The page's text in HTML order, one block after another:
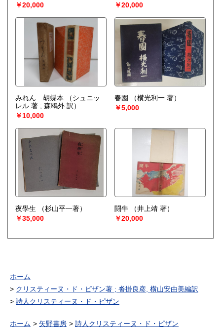
￥20,000
￥20,000
みれん 胡蝶本
（シュニッ
レル 著 ; 森鴎外 訳）
￥10,000
春園
（横光利一 著）
￥5,000
夜學生
（杉山平一著）
￥35,000
闘牛
（井上靖 著）
￥20,000
ホーム
クリスティーヌ・ド・ピザン著 ; 沓掛良彦, 横山安由美編訳
詩人クリスティーヌ・ド・ピザン
ホーム 矢野書房 詩人クリスティーヌ・ド・ピザン